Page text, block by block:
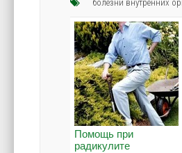
болезни внутренних
Помощь при
радикулите